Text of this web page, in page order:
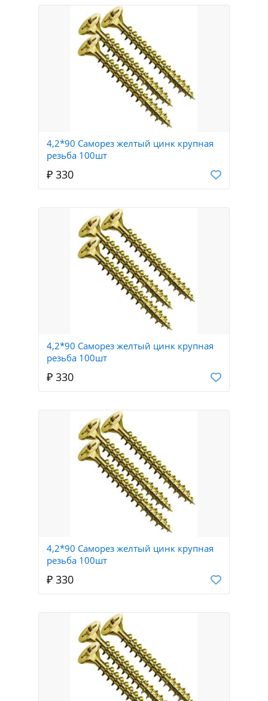
4,2*90 Саморез желтый цинк крупная
резьба 100шт
₽ 330
4,2*90 Саморез желтый цинк крупная
резьба 100шт
₽ 330
4,2*90 Саморез желтый цинк крупная
резьба 100шт
₽ 330